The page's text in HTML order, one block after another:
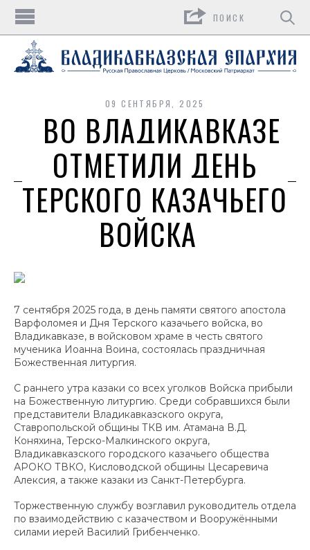
09 СЕНТЯБРЯ, 2025
ВО ВЛАДИКАВКАЗЕ
ОТМЕТИЛИ ДЕНЬ
ТЕРСКОГО КАЗАЧЬЕГО
ВОЙСКА
7 сентября 2025 года, в день памяти святого апостола
Варфоломея и Дня Терского казачьего войска, во
Владикавказе, в войсковом храме в честь святого
мученика Иоанна Воина, состоялась праздничная
Божественная литургия.
С раннего утра казаки со всех уголков Войска прибыли
на Божественную литургию. Среди собравшихся были
представители Владикавказского округа,
Ставропольской общины ТКВ им. Атамана В.Д.
Коняхина, Терско-Малкинского округа,
Владикавказского городского казачьего общества
АРОКО ТВКО, Кисловодской общины Цесаревича
Алексия, а также казаки из Санкт-Петербурга.
Торжественную службу возглавил руководитель отдела
по взаимодействию с казачеством и Вооружёнными
силами иерей Василий Грибенченко.